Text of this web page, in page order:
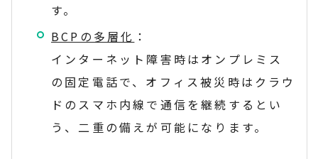
す。
BCPの多層化 ：
インターネット障害時はオンプレミス
の固定電話で、オフィス被災時はクラウ
ドのスマホ内線で通信を継続するとい
う、二重の備えが可能になります。